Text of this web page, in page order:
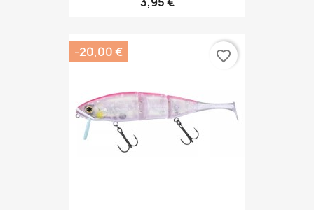
-20,00 € favorite_border